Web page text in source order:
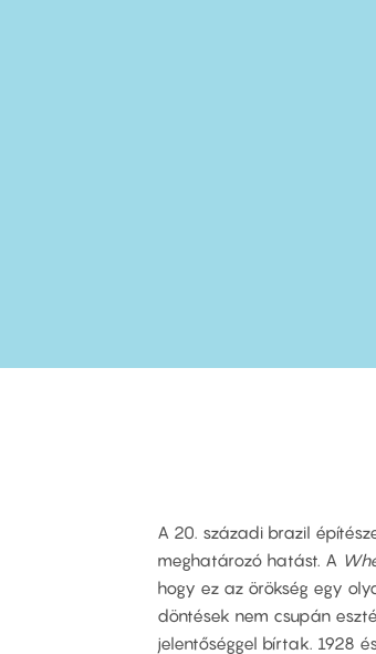
A 20. századi brazil
meghatározó hatást. A
hogy ez az örökség egy
döntések nem csupán
jelentőséggel bírtak. 1928